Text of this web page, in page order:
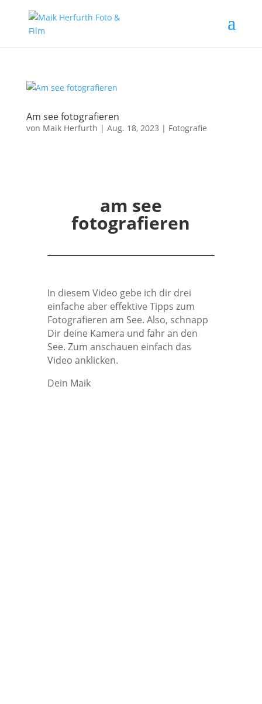
Am see fotografieren
von Maik Herfurth | Aug. 18, 2023 | Fotografie
am see
fotografieren
In diesem Video gebe ich dir drei
einfache aber effektive Tipps zum
Fotografieren am See. Also, schnapp
Dir deine Kamera und fahr an den
See. Zum anschauen einfach das
Video anklicken.
Dein Maik